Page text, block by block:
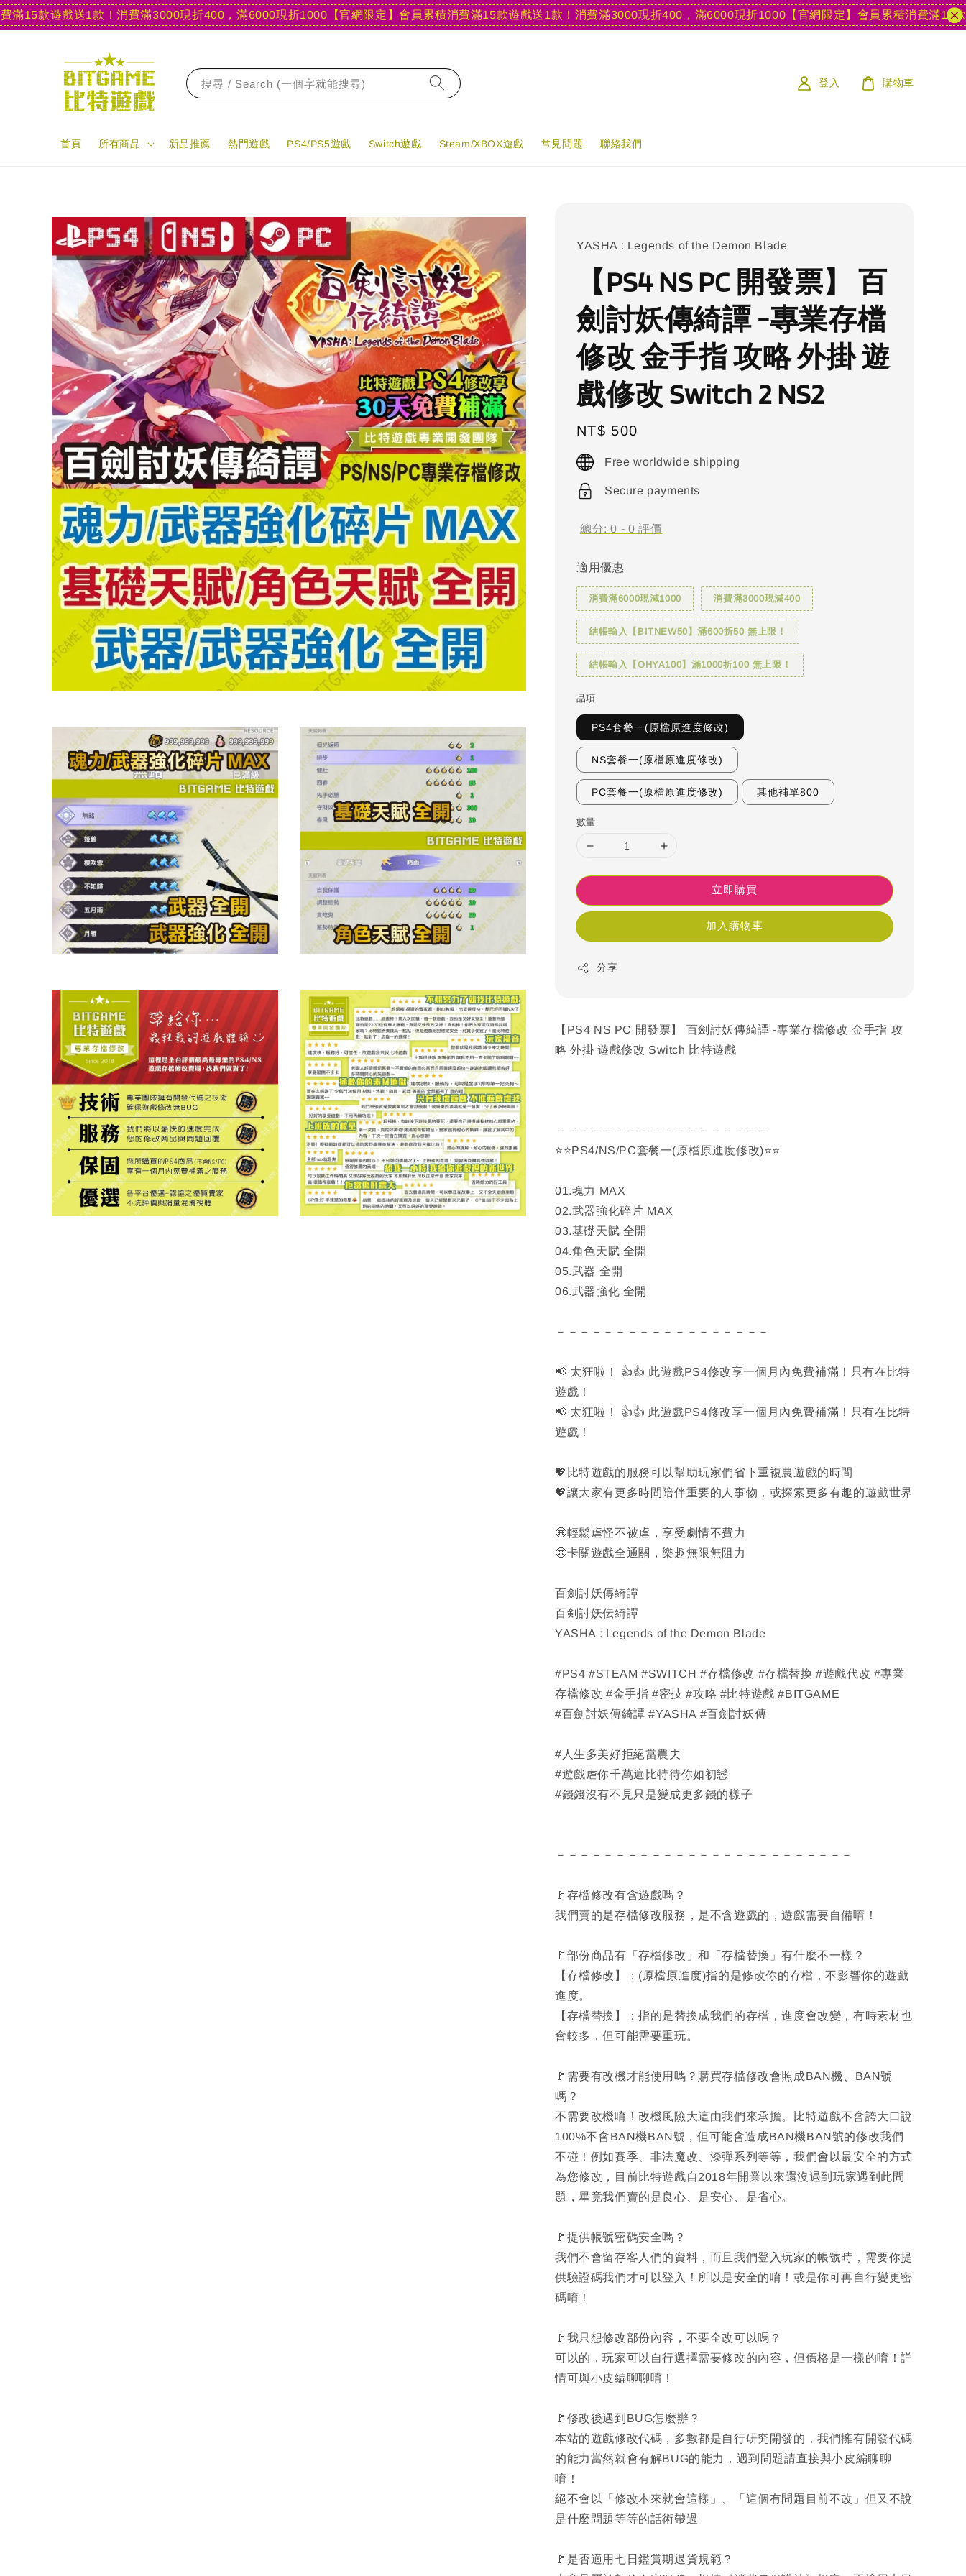
款遊戲送1款！消費滿3000現折400，滿6000現折1000【官網限定】會員累積消費滿15款遊戲送1款！消費滿3000現折400，滿6000現折1000【官網限定】會員累積消費滿15款遊戲
搜尋 / Search (一個字就能搜尋)
首頁 所有商品 新品推薦 熱門遊戲 PS4/PS5遊戲 Switch遊戲 Steam/XBOX遊戲 常見問題 聯絡我們
登入 購物車
YASHA : Legends of the Demon Blade
【PS4 NS PC 開發票】 百
劍討妖傳綺譚 -專業存檔
修改 金手指 攻略 外掛 遊
戲修改 Switch 2 NS2
Regular
price
NT$ 500
Free worldwide shipping
Secure payments
總分:0 - 0 評價
適用優惠
消費滿6000現減1000 消費滿3000現減400
結帳輸入【BITNEW50】滿600折50 無上限！
結帳輸入【OHYA100】滿1000折100 無上限！
品項
PS4套餐一(原檔原進度修改)
NS套餐一(原檔原進度修改)
PC套餐一(原檔原進度修改) 其他補單800
數量
立即購買
加入購物車
分享
【PS4 NS PC 開發票】 百劍討妖傳綺譚 -專業存檔修改 金手指 攻
略 外掛 遊戲修改 Switch 比特遊戲
－－－－－－－－－－－－－－－－－－
⭐⭐PS4/NS/PC套餐一(原檔原進度修改)⭐⭐
01.魂力 MAX
02.武器強化碎片 MAX
03.基礎天賦 全開
04.角色天賦 全開
05.武器 全開
06.武器強化 全開
－－－－－－－－－－－－－－－－－－
📢 太狂啦！ 👍👍 此遊戲PS4修改享一個月內免費補滿！只有在比特
遊戲！
📢 太狂啦！ 👍👍 此遊戲PS4修改享一個月內免費補滿！只有在比特
遊戲！
💖比特遊戲的服務可以幫助玩家們省下重複農遊戲的時間
💖讓大家有更多時間陪伴重要的人事物，或探索更多有趣的遊戲世界
🤩輕鬆虐怪不被虐，享受劇情不費力
🤩卡關遊戲全通關，樂趣無限無阻力
百劍討妖傳綺譚
百剣討妖伝綺譚
YASHA : Legends of the Demon Blade
#PS4 #STEAM #SWITCH #存檔修改 #存檔替換 #遊戲代改 #專業
存檔修改 #金手指 #密技 #攻略 #比特遊戲 #BITGAME
#百劍討妖傳綺譚 #YASHA #百劍討妖傳
#人生多美好拒絕當農夫
#遊戲虐你千萬遍比特待你如初戀
#錢錢沒有不見只是變成更多錢的樣子
－－－－－－－－－－－－－－－－－－－－－－－－－
🚩存檔修改有含遊戲嗎？
我們賣的是存檔修改服務，是不含遊戲的，遊戲需要自備唷！
🚩部份商品有「存檔修改」和「存檔替換」有什麼不一樣？
【存檔修改】：(原檔原進度)指的是修改你的存檔，不影響你的遊戲
進度。
【存檔替換】：指的是替換成我們的存檔，進度會改變，有時素材也
會較多，但可能需要重玩。
🚩需要有改機才能使用嗎？購買存檔修改會照成BAN機、BAN號
嗎？
不需要改機唷！改機風險大這由我們來承擔。比特遊戲不會誇大口說
100%不會BAN機BAN號，但可能會造成BAN機BAN號的修改我們
不碰！例如賽季、非法魔改、漆彈系列等等，我們會以最安全的方式
為您修改，目前比特遊戲自2018年開業以來還沒遇到玩家遇到此問
題，畢竟我們賣的是良心、是安心、是省心。
🚩提供帳號密碼安全嗎？
我們不會留存客人們的資料，而且我們登入玩家的帳號時，需要你提
供驗證碼我們才可以登入！所以是安全的唷！或是你可再自行變更密
碼唷！
🚩我只想修改部份內容，不要全改可以嗎？
可以的，玩家可以自行選擇需要修改的內容，但價格是一樣的唷！詳
情可與小皮編聊聊唷！
🚩修改後遇到BUG怎麼辦？
本站的遊戲修改代碼，多數都是自行研究開發的，我們擁有開發代碼
的能力當然就會有解BUG的能力，遇到問題請直接與小皮編聊聊
唷！
絕不會以「修改本來就會這樣」、「這個有問題目前不改」但又不說
是什麼問題等等的話術帶過
🚩是否適用七日鑑賞期退貨規範？